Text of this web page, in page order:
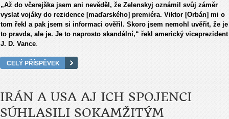
„Až do včerejška jsem ani nevěděl, že Zelenskyj oznámil svůj záměr
vyslat vojáky do rezidence [maďarského] premiéra. Viktor [Orbán] mi o
tom řekl a pak jsem si informaci ověřil. Skoro jsem nemohl uvěřit, že je
to pravda, ale je. Je to naprosto skandální,“ řekl americký viceprezident
J. D. Vance
CELÝ PŘÍSPĚVEK
IRÁN A USA AJ ICH SPOJENCI
SÚHLASILI SOKAMŽITÝM